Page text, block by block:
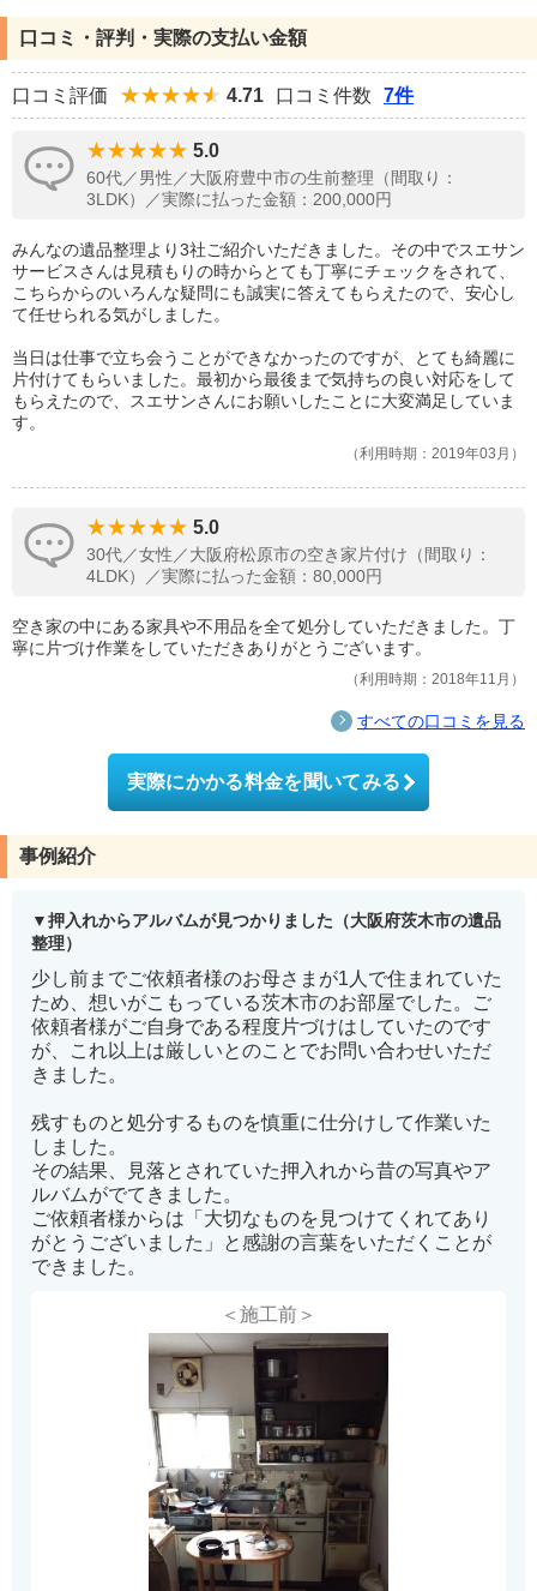
口コミ・評判・実際の支払い金額
口コミ評価 4.71 口コミ件数 7件
5.0
60代／男性／大阪府豊中市の生前整理（間取り：
3LDK）／実際に払った金額：200,000円
みんなの遺品整理より3社ご紹介いただきました。その中でスエサン
サービスさんは見積もりの時からとても丁寧にチェックをされて、
こちらからのいろんな疑問にも誠実に答えてもらえたので、安心し
て任せられる気がしました。
当日は仕事で立ち会うことができなかったのですが、とても綺麗に
片付けてもらいました。最初から最後まで気持ちの良い対応をして
もらえたので、スエサンさんにお願いしたことに大変満足していま
す。
利用時期：2019年03月
5.0
30代／女性／大阪府松原市の空き家片付け（間取り：
4LDK）／実際に払った金額：80,000円
空き家の中にある家具や不用品を全て処分していただきました。丁
寧に片づけ作業をしていただきありがとうございます。
利用時期：2018年11月
すべての口コミを見る
実際にかかる料金を聞いてみる
事例紹介
押入れからアルバムが見つかりました（大阪府茨木市の遺品
整理）
少し前までご依頼者様のお母さまが1人で住まれていた
ため、想いがこもっている茨木市のお部屋でした。ご
依頼者様がご自身である程度片づけはしていたのです
が、これ以上は厳しいとのことでお問い合わせいただ
きました。
残すものと処分するものを慎重に仕分けして作業いた
しました。
その結果、見落とされていた押入れから昔の写真やア
ルバムがでてきました。
ご依頼者様からは「大切なものを見つけてくれてあり
がとうございました」と感謝の言葉をいただくことが
できました。
＜施工前＞